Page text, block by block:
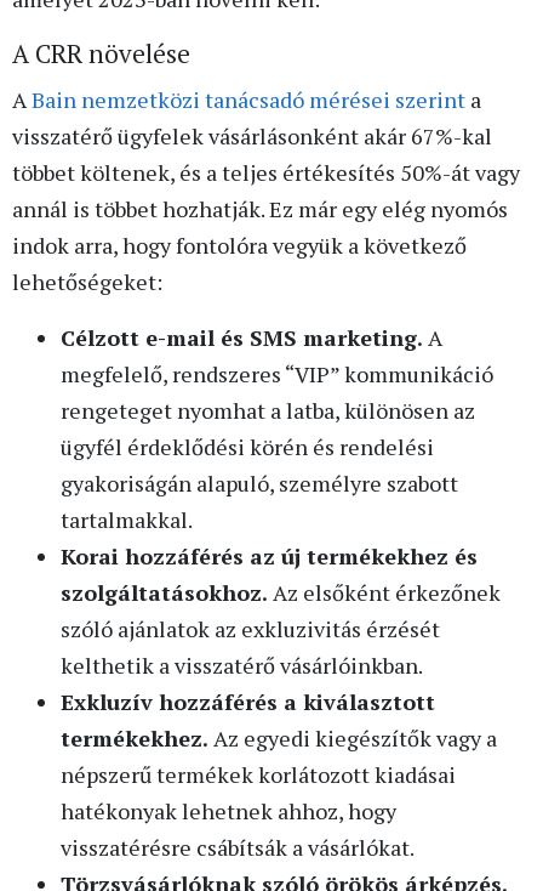
A CRR növelése
ABain nemzetközi tanácsadó mérései szerint a
visszatérő ügyfelek vásárlásonként akár 67%-kal
többet költenek, és a teljes értékesítés 50%-át vagy
annál is többet hozhatják. Ez már egy elég nyomós
indok arra, hogy fontolóra vegyük a következő
lehetőségeket:
Célzott e-mail és SMS marketing. A
megfelelő, rendszeres “VIP” kommunikáció
rengeteget nyomhat a latba, különösen az
ügyfél érdeklődési körén és rendelési
gyakoriságán alapuló, személyre szabott
tartalmakkal.
Korai hozzáférés az új termékekhez és
szolgáltatásokhoz. Az elsőként érkezőnek
szóló ajánlatok az exkluzivitás érzését
kelthetik a visszatérő vásárlóinkban.
Exkluzív hozzáférés a kiválasztott
termékekhez. Az egyedi kiegészítők vagy a
népszerű termékek korlátozott kiadásai
hatékonyak lehetnek ahhoz, hogy
visszatérésre csábítsák a vásárlókat.
Törzsvásárlóknak szóló örökös árképzés.